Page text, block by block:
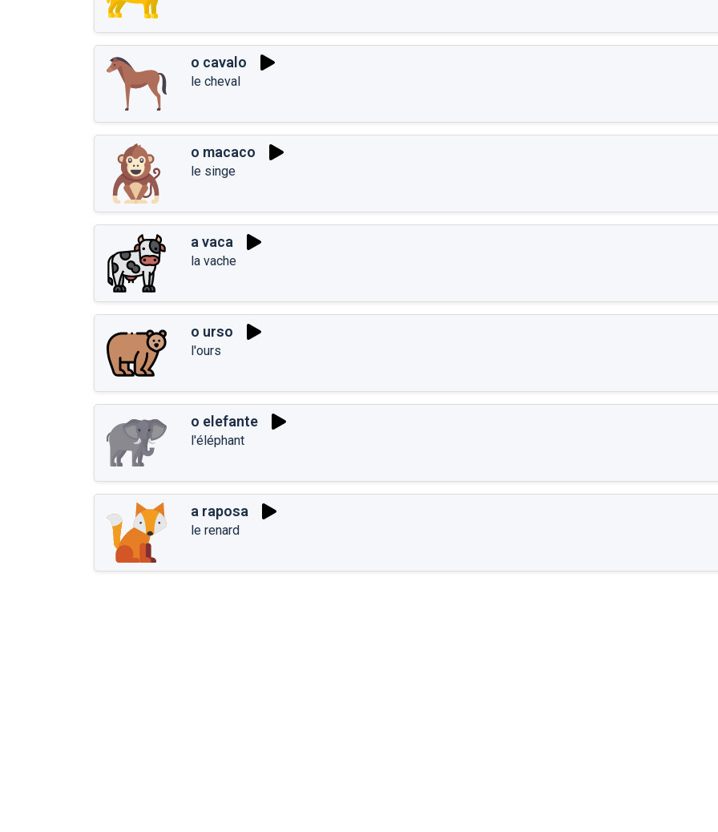
o cavalo
le cheval
o macaco
le singe
a vaca
la vache
o urso
l'ours
o elefante
l'éléphant
a raposa
le renard